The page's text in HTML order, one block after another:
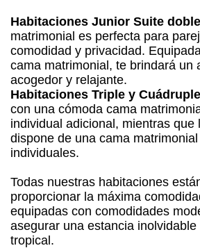
Habitaciones Junior Suite
matrimonial es perfecta para
comodidad y privacidad.
cama matrimonial, te brindará un
acogedor y relajante.
Habitaciones Triple y
con una cómoda cama
individual adicional, mientras que
dispone de una cama
individuales.
Todas nuestras habitaciones
proporcionar la máxima
equipadas con comodidades
asegurar una estancia
tropical.